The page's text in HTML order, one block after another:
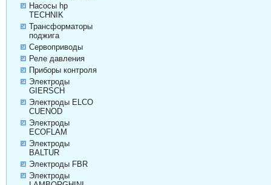
Насосы hp
TECHNIK
Трансформаторы
поджига
Сервоприводы
Реле давления
Приборы контроля
Электроды
GIERSCH
Электроды ELCO
CUENOD
Электроды
ECOFLAM
Электроды
BALTUR
Электроды FBR
Электроды